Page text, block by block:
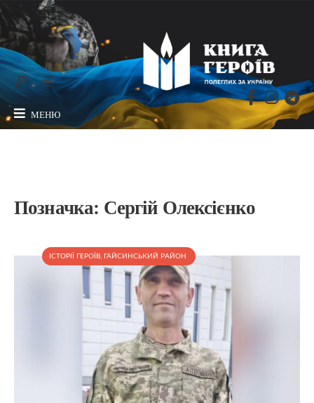
МЕНЮ
Позначка: Сергій Олексієнко
ІСТОРІЇ ГЕРОЇВ, ГАЙСИНСЬКИЙ РАЙОН